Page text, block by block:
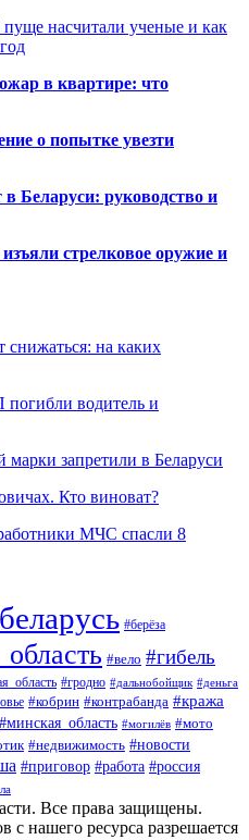
насчитали ученые и как
в квартире: что
о попытке увезти
Беларуси: руководство и
стрелковое оружие и
снижаться: на каких
водитель и
марки запретили в Беларуси
Кто виноват?
МЧС спасли 8
#берёза
#вело #гибель
#гродно #дальнобойщик #деньга
#кобрин #контрабанда #кража
#минская_область #могилёв #мото
#недвижимость #новости
#приговор #работа #россия
Все права защищены.
с нашего ресурса разрешается